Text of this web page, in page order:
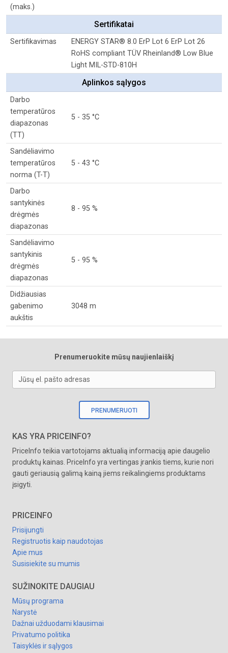
(maks.)
Sertifikatai
Sertifikavimas
ENERGY STAR® 8.0 ErP Lot 6 ErP Lot 26
RoHS compliant TÜV Rheinland® Low Blue
Light MIL-STD-810H
Aplinkos sąlygos
Darbo
temperatūros
diapazonas
(TT)
5 - 35 °C
Sandėliavimo
temperatūros
norma (T-T)
5 - 43 °C
Darbo
santykinės
drėgmės
diapazonas
8 - 95 %
Sandėliavimo
santykinis
drėgmės
diapazonas
5 - 95 %
Didžiausias
gabenimo
aukštis
3048 m
Prenumeruokite mūsų naujienlaiškį
Jūsų el. pašto adresas
PRENUMERUOTI
KAS YRA PRICEINFO?
PriceInfo teikia vartotojams aktualią informaciją apie daugelio
produktų kainas. PriceInfo yra vertingas įrankis tiems, kurie nori
gauti geriausią galimą kainą jiems reikalingiems produktams
įsigyti.
PRICEINFO
Prisijungti
Registruotis kaip naudotojas
Apie mus
Susisiekite su mumis
SUŽINOKITE DAUGIAU
Mūsų programa
Narystė
Dažnai užduodami klausimai
Privatumo politika
Taisyklės ir sąlygos